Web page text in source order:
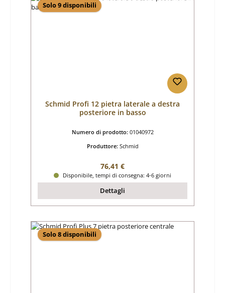
Solo 9 disponibili
Schmid Profi 12 pietra laterale a destra
posteriore in basso
Numero di prodotto: 01040972
Produttore: Schmid
Prezzo normale:
76,41 €
Disponibile, tempi di consegna: 4-6 giorni
Dettagli
Solo 8 disponibili